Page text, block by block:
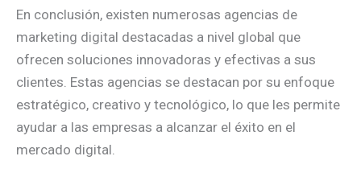
En conclusión, existen numerosas agencias de
marketing digital destacadas a nivel global que
ofrecen soluciones innovadoras y efectivas a sus
clientes. Estas agencias se destacan por su enfoque
estratégico, creativo y tecnológico, lo que les permite
ayudar a las empresas a alcanzar el éxito en el
mercado digital.